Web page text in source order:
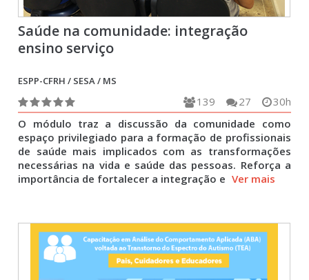
Saúde na comunidade: integração
ensino serviço
ESPP-CFRH / SESA / MS
30h
27
139
O módulo traz a discussão da comunidade como
espaço privilegiado para a formação de profissionais
de saúde mais implicados com as transformações
necessárias na vida e saúde das pessoas. Reforça a
importância de fortalecer a integração e Ver mais